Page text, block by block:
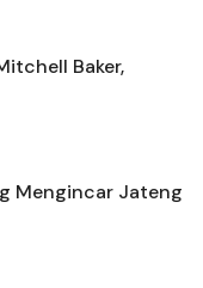
Baker,
Mengincar Jateng